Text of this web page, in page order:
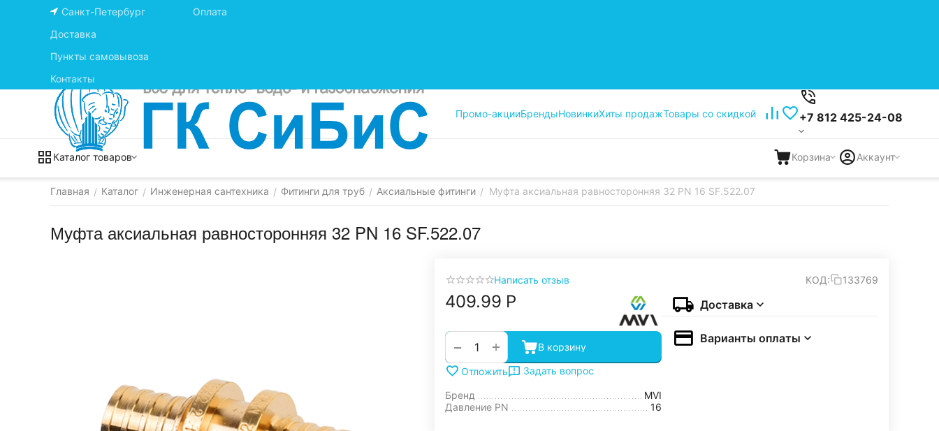
Санкт-Петербург
Оплата
Доставка
Пункты самовывоза
Контакты
Промо-акцииБрендыНовинкиХиты продажТовары со скидкой +7 812 425-24-08
Каталог товаров Корзина Аккаунт
Главная / Каталог / Инженерная сантехника / Фитинги для труб / Аксиальные фитинги / Муфта аксиальная равносторонняя 32 PN 16 SF.522.07
Муфта аксиальная равносторонняя 32 PN 16 SF.522.07
Написать отзыв КОД: 133769
409.99 Р
+
− В корзину
Отложить Задать вопрос
Бренд
MVI
Давление PN
16
Доставка
Варианты оплаты